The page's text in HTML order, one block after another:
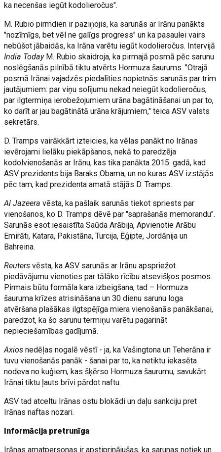
ka necenšas iegūt kodolieročus".
M. Rubio pirmdien ir paziņojis, ka sarunās ar Irānu panākts
"nozīmīgs, bet vēl ne galīgs progress" un ka pasaulei vairs
nebūšot jābaidās, ka Irāna varētu iegūt kodolieročus. Intervijā
India TodayM. Rubio skaidroja, ka pirmajā posmā pēc sarunu
noslēgšanās pilnībā tiktu atvērts Hormuza šaurums. "Otrajā
posmā Irānai vajadzēs piedalīties nopietnās sarunās par trim
jautājumiem: par viņu solījumu nekad neiegūt kodolieročus,
par ilgtermiņa ierobežojumiem urāna bagātināšanai un par to,
ko darīt ar jau bagātinātā urāna krājumiem," teica ASV valsts
sekretārs.
D. Tramps vairākkārt izteicies, ka vēlas panākt no Irānas
ievērojami lielāku piekāpšanos, nekā to paredzēja
kodolvienošanās ar Irānu, kas tika panākta 2015. gadā, kad
ASV prezidents bija Baraks Obama, un no kuras ASV izstājās
pēc tam, kad prezidenta amatā stājās D. Tramps.
Al Jazeeravēsta, ka pašlaik sarunās tiekot spriests par
vienošanos, ko D. Tramps dēvē par "saprašanās memorandu".
Sarunās esot iesaistīta Saūda Arābija, Apvienotie Arābu
Emirāti, Katara, Pakistāna, Turcija, Ēģipte, Jordānija un
Bahreina.
Reutersvēsta, ka ASV sarunās ar Irānu apspriežot
piedāvājumu vienoties par tālāko rīcību atsevišķos posmos.
Pirmais būtu formāla kara izbeigšana, tad – Hormuza
šauruma krīzes atrisināšana un 30 dienu sarunu loga
atvēršana plašākas ilgtspējīga miera vienošanās panākšanai,
paredzot, ka šo sarunu termiņu varētu pagarināt
nepieciešamības gadījumā.
Axiosnedēļas nogalē vēstī - ja, ka Vašingtona un Teherāna ir
tuvu vienošanās panāk - šanai par to, ka netiktu iekasēta
nodeva no kuģiem, kas šķērso Hormuza šaurumu, savukārt
Irānai tiktu ļauts brīvi pārdot naftu.
ASV tad atceltu Irānas ostu blokādi un daļu sankciju pret
Irānas naftas nozari.
Informācija pretrunīga
Irānas amatpersonas ir apstiprinājušas, ka sarunas notiek un